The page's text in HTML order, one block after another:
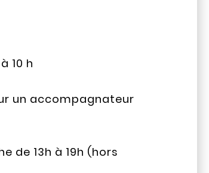
10 h
un accompagnateur
de 13h à 19h (hors